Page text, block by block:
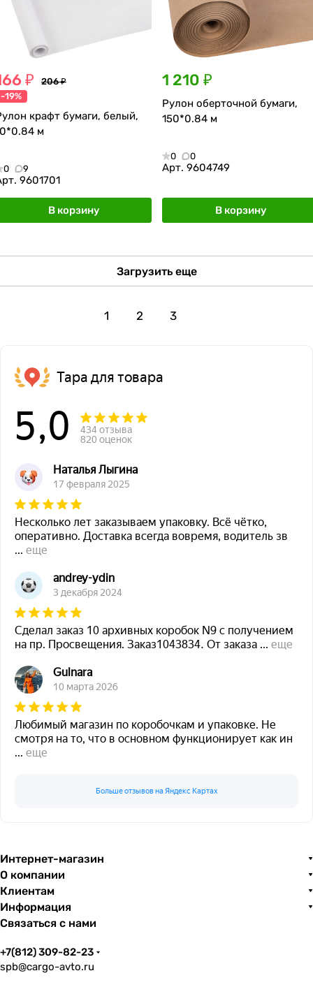
₽
206 ₽
-19%
крафт бумаги, белый,
м
0 9
9601701
В корзину
1 210 ₽
Рулон оберточной бумаги,
150*0.84 м
0 0
Арт. 9604749
В корзину
Загрузить еще
1 2 3
Тара для товара
5,0
434 отзыва
820 оценок
Наталья Лыгина
17 февраля 2025
Несколько лет заказываем упаковку. Всё чётко,
оперативно. Доставка всегда вовремя, водитель зв
... еще
andrey-ydin
3 декабря 2024
Сделал заказ 10 архивных коробок N9 с получением
на пр. Просвещения. Заказ1043834. От заказа ... еще
Gulnara
10 марта 2026
Любимый магазин по коробочкам и упаковке. Не
смотря на то, что в основном функционирует как ин
... еще
Больше отзывов на Яндекс Картах
Интернет-магазин
О компании
Клиентам
Информация
Связаться с нами
+7(812) 309-82-23
spb@cargo-avto.ru